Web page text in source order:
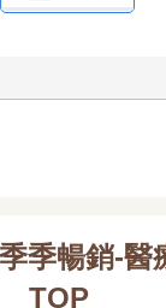
季暢銷-醫
TOP